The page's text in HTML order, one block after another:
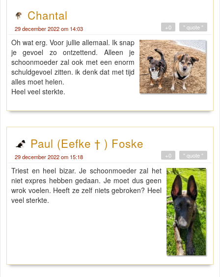
Chantal
29 december 2022 om 14:03 " quote "
+0
Oh wat erg. Voor jullie allemaal. Ik snap
je gevoel zo ontzettend. Alleen je
schoonmoeder zal ook met een enorm
schuldgevoel zitten. ik denk dat met tijd
alles moet helen.
Heel veel sterkte.
Paul (Eefke † ) Foske
29 december 2022 om 15:18 " quote "
+0
Triest en heel bizar. Je schoonmoeder zal het
niet expres hebben gedaan. Je moet dus geen
wrok voelen. Heeft ze zelf niets gebroken? Heel
veel sterkte.